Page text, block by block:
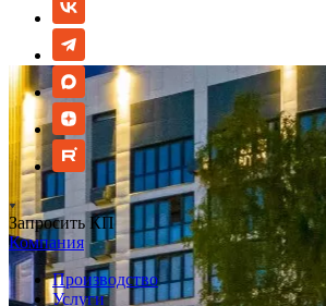
Запросить КП
Компания
Производство
Услуги